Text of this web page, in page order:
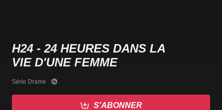
H24 - 24 HEURES DANS LA
VIE D'UNE FEMME
Série Drame
S'ABONNER